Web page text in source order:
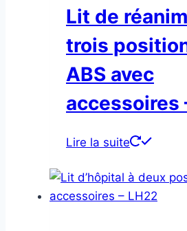
Lit de
trois
ABS avec
accessoires
Lire la suite